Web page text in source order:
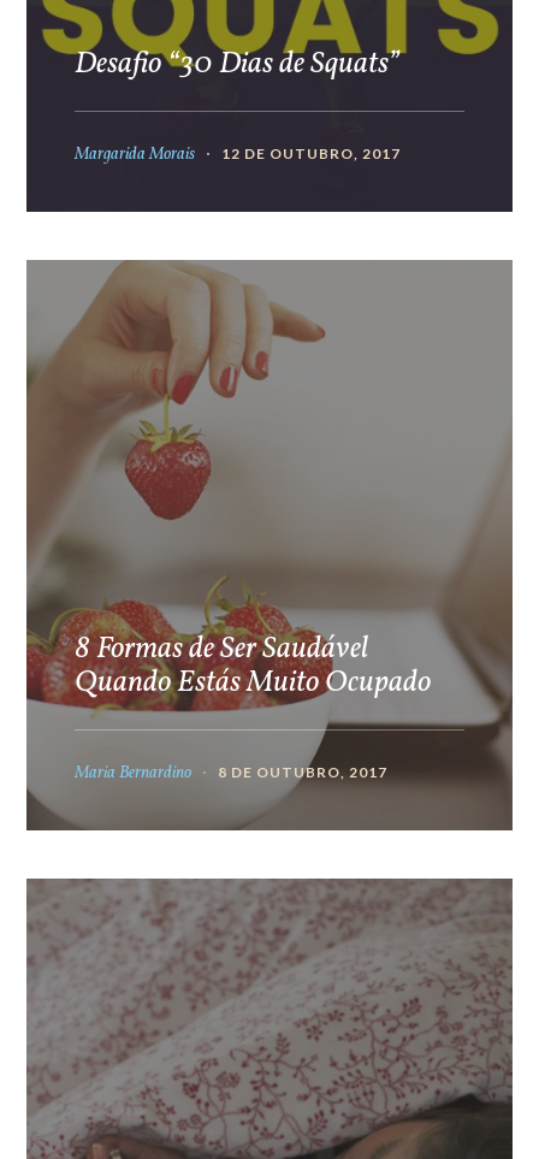
Desafio “30 Dias de Squats”
Margarida Morais 12 DE OUTUBRO, 2017
8 Formas de Ser Saudável
Quando Estás Muito Ocupado
Maria Bernardino 8 DE OUTUBRO, 2017